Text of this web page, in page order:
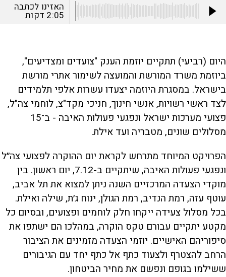
האזינו לכתבה
2:05 דקות
היום (רביעי) תתקיים יוזמת הענק "צועדים ומצדיעים",
ביוזמת משרד המורשת והמועצה לשימור אתרי מורשת
בישראל. במסגרת היוזמה יצעדו עשרות אלפי תלמידים
לצד ראשי רשויות, אנשי חינוך, חניכי מקד"צ, לוחמי צה"ל,
פצועי מערכות ישראל ונפגעי פעולות האיבה - ב־15
מסלולים שונים, מטבריה ועד אילת.
הפרויקט המיוחד מתרחש לקראת יום ההוקרה לפצועי צה״ל
ונפגעי פעולות האיבה, שיתקיים ב-7.12, יום ראשון. בין
מוקדי הצעדה המרכזיים השנה ניתן למצוא את תל אביב,
עוטף עזה, רמת הנדיב, רמת הגולן, ינוח ג׳ת, שילה ואילת.
בכל מסלול צעידה ייקחו חלק לוחמים ופצועים, ובסיום כל
מקטע יתקיים עבורם טקס הוקרה, במהלכו הם ישתפו את
סיפוריהם האישיים. יוזמי הצעדה מזמינים את הציבור
הרחב להצטרף ולצעוד כתף אל כתף יחד עם הגיבורים
ששילמו בגופם ונפשם את מחיר הביטחון.